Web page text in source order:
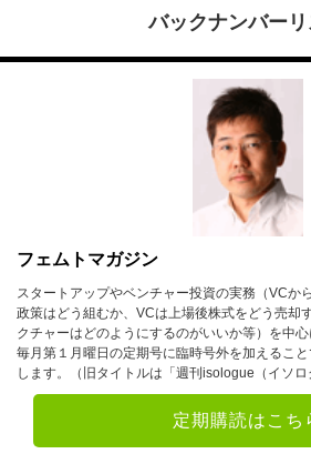
バックナンバーリ
フェムトマガジン
スタートアップやベンチャー投資の実務（VCか
政策はどう組むか、VCは上場後株式をどう売却
クチャーはどのようにするのがいいか等）を中心
毎月第１月曜日の定期号に臨時号外を加えるこ
します。（旧タイトルは「週刊isologue（イソロ
定期購読はこち